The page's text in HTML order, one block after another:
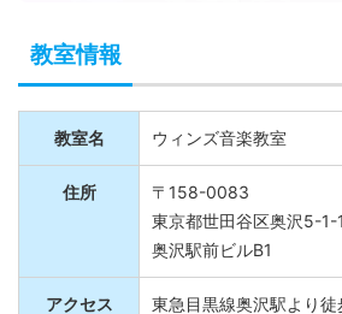
教室情報
教室名 ウィンズ音楽教室
住所
〒158-0083
東京都世田谷区奥沢5-1-
奥沢駅前ビルB1
アクセス 東急目黒線奥沢駅より徒